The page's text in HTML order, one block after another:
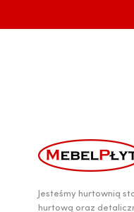
Jesteśmy hurtownią
hurtową oraz